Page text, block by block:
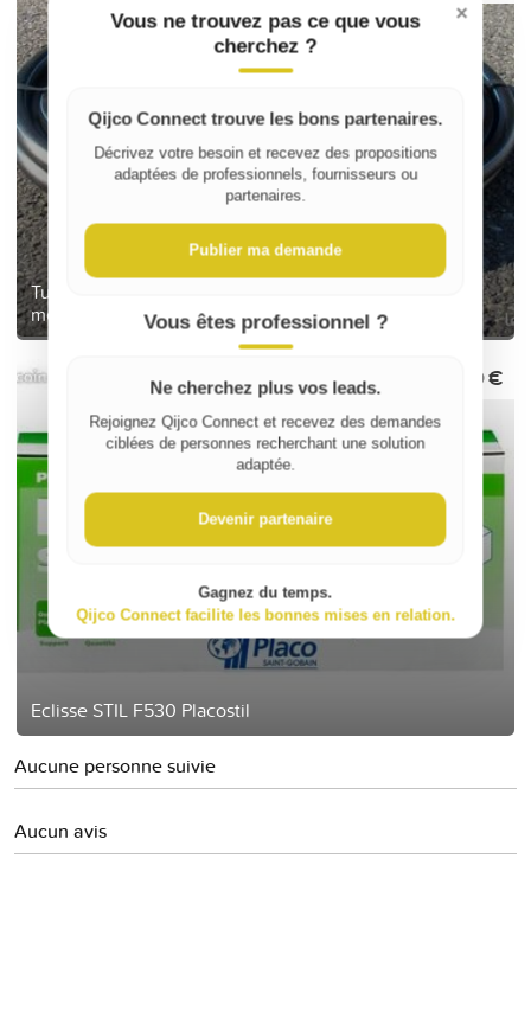
Tube d'alimentation polyéthylène, Diamètre 25 mm, 4
mètres
Eclisse STIL F530 Placostil
20 €
Aucune personne suivie
Aucun avis
×
Vous ne trouvez pas ce que vous
cherchez ?
Qijco Connect trouve les bons partenaires.
Décrivez votre besoin et recevez des propositions
adaptées de professionnels, fournisseurs ou
partenaires.
Publier ma demande
Vous êtes professionnel ?
Ne cherchez plus vos leads.
Rejoignez Qijco Connect et recevez des demandes
ciblées de personnes recherchant une solution
adaptée.
Devenir partenaire
Gagnez du temps.
Qijco Connect facilite les bonnes mises en relation.